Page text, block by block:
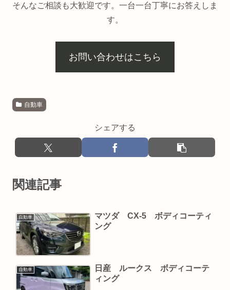
そんなご相談も大歓迎です。一台一台丁寧にお答えしま
す。
お問い合わせはこちら
自動車
シェアする
関連記事
自動車
マツダ CX-5 ボディコーティ
ング
自動車
日産 ルークス ボディコーテ
ィング